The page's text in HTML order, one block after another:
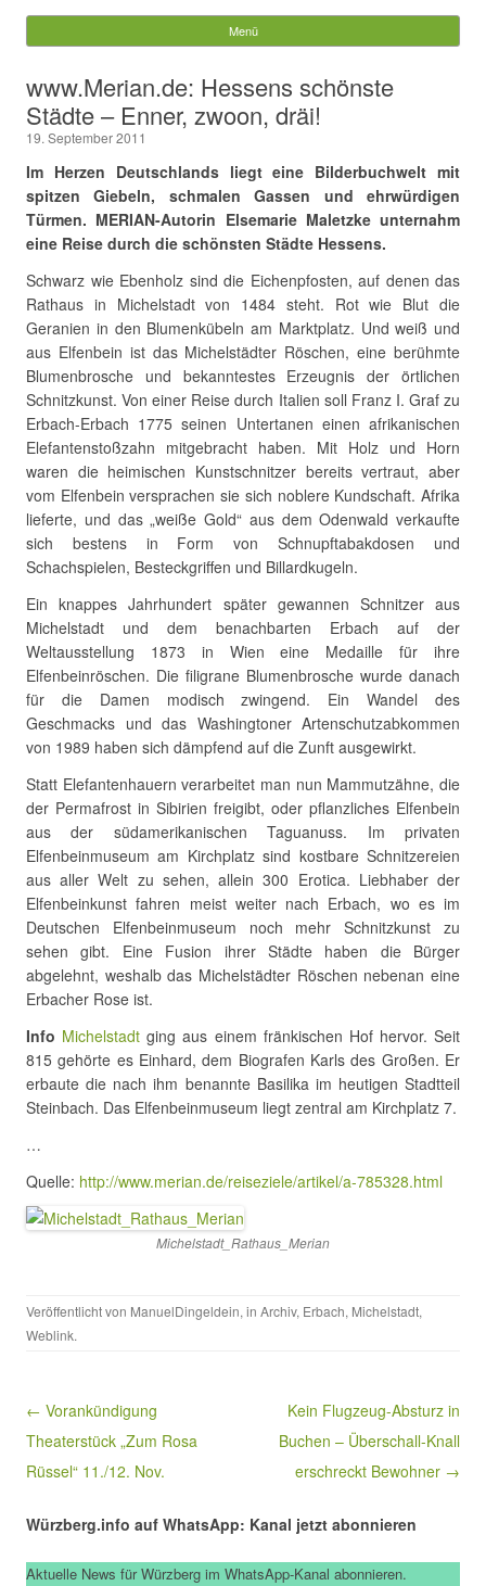
Würzberg.info
nach:
Menü
www.Merian.de: Hessens schönste
Städte – Enner, zwoon, dräi!
19. September 2011
Im Herzen Deutschlands liegt eine Bilderbuchwelt mit
spitzen Giebeln, schmalen Gassen und ehrwürdigen
Türmen. MERIAN-Autorin Elsemarie Maletzke unternahm
eine Reise durch die schönsten Städte Hessens.
Schwarz wie Ebenholz sind die Eichenpfosten, auf denen das
Rathaus in Michelstadt von 1484 steht. Rot wie Blut die
Geranien in den Blumenkübeln am Marktplatz. Und weiß und
aus Elfenbein ist das Michelstädter Röschen, eine berühmte
Blumenbrosche und bekanntestes Erzeugnis der örtlichen
Schnitzkunst. Von einer Reise durch Italien soll Franz I. Graf zu
Erbach-Erbach 1775 seinen Untertanen einen afrikanischen
Elefantenstoßzahn mitgebracht haben. Mit Holz und Horn
waren die heimischen Kunstschnitzer bereits vertraut, aber
vom Elfenbein versprachen sie sich noblere Kundschaft. Afrika
lieferte, und das „weiße Gold“ aus dem Odenwald verkaufte
sich bestens in Form von Schnupftabakdosen und
Schachspielen, Besteckgriffen und Billardkugeln.
Ein knappes Jahrhundert später gewannen Schnitzer aus
Michelstadt und dem benachbarten Erbach auf der
Weltausstellung 1873 in Wien eine Medaille für ihre
Elfenbeinröschen. Die filigrane Blumenbrosche wurde danach
für die Damen modisch zwingend. Ein Wandel des
Geschmacks und das Washingtoner Artenschutzabkommen
von 1989 haben sich dämpfend auf die Zunft ausgewirkt.
Statt Elefantenhauern verarbeitet man nun Mammutzähne, die
der Permafrost in Sibirien freigibt, oder pflanzliches Elfenbein
aus der südamerikanischen Taguanuss. Im privaten
Elfenbeinmuseum am Kirchplatz sind kostbare Schnitzereien
aus aller Welt zu sehen, allein 300 Erotica. Liebhaber der
Elfenbeinkunst fahren meist weiter nach Erbach, wo es im
Deutschen Elfenbeinmuseum noch mehr Schnitzkunst zu
sehen gibt. Eine Fusion ihrer Städte haben die Bürger
abgelehnt, weshalb das Michelstädter Röschen nebenan eine
Erbacher Rose ist.
Info Michelstadt ging aus einem fränkischen Hof hervor. Seit
815 gehörte es Einhard, dem Biografen Karls des Großen. Er
erbaute die nach ihm benannte Basilika im heutigen Stadtteil
Steinbach. Das Elfenbeinmuseum liegt zentral am Kirchplatz 7.
…
Quelle: http://www.merian.de/reiseziele/artikel/a-785328.html
Michelstadt_Rathaus_Merian
Veröffentlicht von ManuelDingeldein, in Archiv, Erbach, Michelstadt,
Weblink.
Beitragsnavigation
← Vorankündigung
Theaterstück „Zum Rosa
Rüssel“ 11./12. Nov.
Kein Flugzeug-Absturz in
Buchen – Überschall-Knall
erschreckt Bewohner →
Würzberg.info auf WhatsApp: Kanal jetzt abonnieren
Aktuelle News für Würzberg im WhatsApp-Kanal abonnieren.